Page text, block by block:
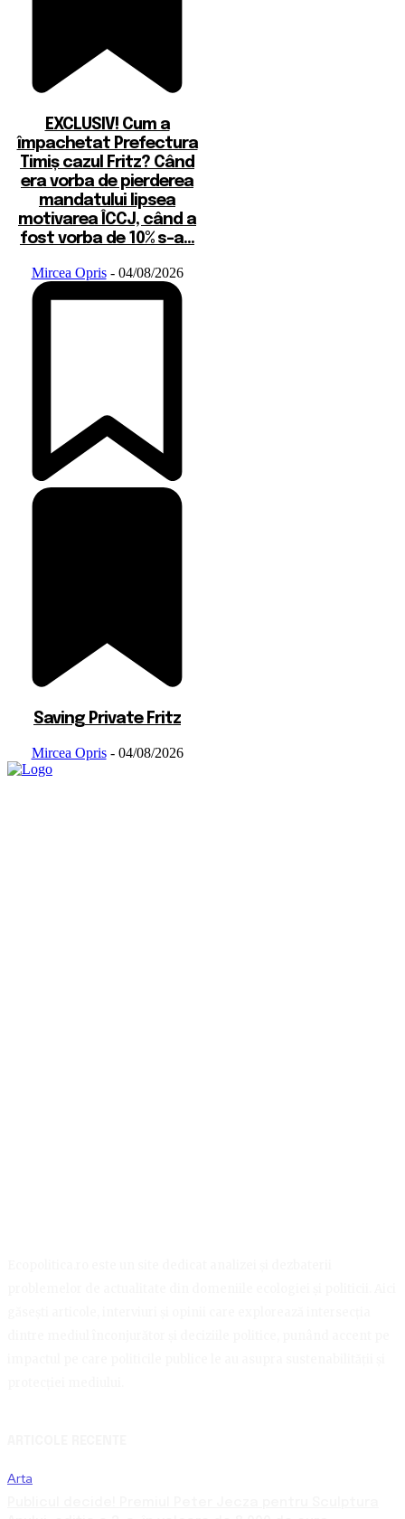
EXCLUSIV! Cum a
împachetat Prefectura
Timiș cazul Fritz? Când
era vorba de pierderea
mandatului lipsea
motivarea ÎCCJ, când a
fost vorba de 10% s-a...
Mircea Opris - 04/08/2026
Saving Private Fritz
Mircea Opris - 04/08/2026
Arta